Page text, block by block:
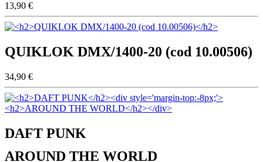
13,90 €
QUIKLOK DMX/1400-20 (cod 10.00506)
34,90 €
DAFT PUNK
AROUND THE WORLD